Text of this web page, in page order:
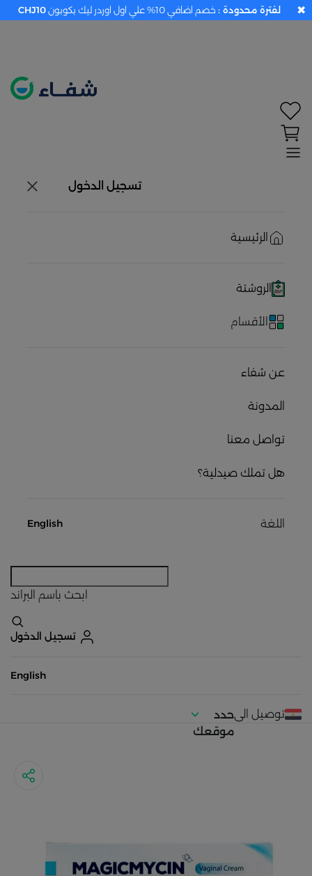
تسجيل الدخول
الرئيسية
الروشتة
الأقسام
عن شفاء
المدونة
تواصل معنا
هل تملك صيدلية؟
اللغة English
ابحث باسم البراند
تسجيل الدخول
English
توصيل الىحدد
موقعك
لفترة محدودة : خصم اضافي 10% علي اول اوردر ليك بكوبون CHJ10 ✖